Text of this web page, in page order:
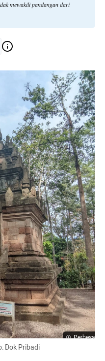
mewakili pandangan dari
Perbesar
Dok Pribadi